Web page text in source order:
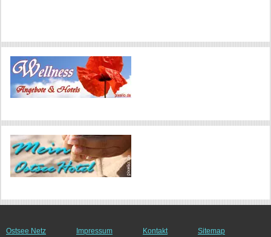
Ostsee Netz Impressum Kontakt Sitemap